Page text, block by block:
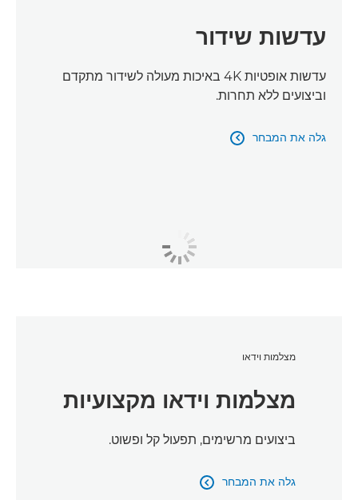
עדשות שידור
עדשות אופטיות 4K באיכות מעולה לשידור מתקדם
וביצועים ללא תחרות.
גלה את המבחר 
מצלמות וידאו
מצלמות וידאו מקצועיות
ביצועים מרשימים, תפעול קל ופשוט.
גלה את המבחר 